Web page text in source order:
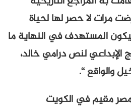
مرات لا حصر لها لحياة
المستهدف في النهاية ما
لنص درامي خالد،
والواقع “.
مقيم في الكويت